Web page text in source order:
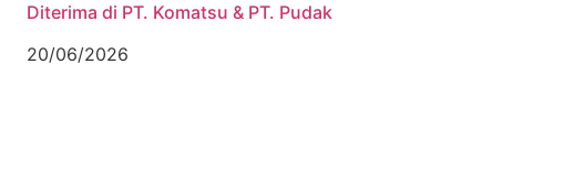
Diterima di PT. Komatsu & PT. Pudak
20/06/2026